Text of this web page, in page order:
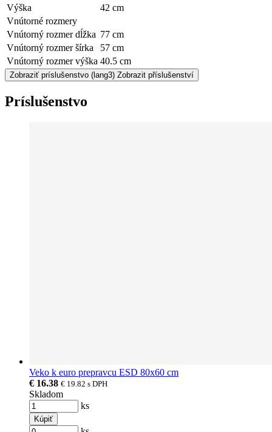
Výška
42 cm
Vnútorné rozmery
Vnútorný rozmer dĺžka 77 cm
Vnútorný rozmer šírka
57 cm
Vnútorný rozmer výška 40.5 cm
Zobraziť príslušenstvo (lang3) Zobrazit příslušenství
Príslušenstvo
Veko k euro prepravcu ESD 80x60 cm
€ 16.38 € 19.82 s DPH
Skladom
ks
Kúpiť